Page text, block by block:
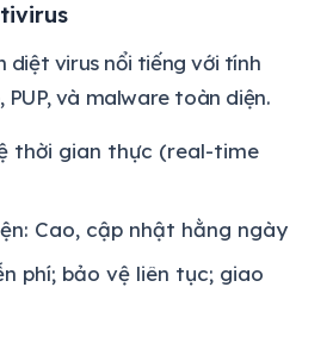
diệt virus nổi tiếng với tính
và malware toàn diện.
thời gian thực (real-time
Cao, cập nhật hằng ngày
phí; bảo vệ liên tục; giao